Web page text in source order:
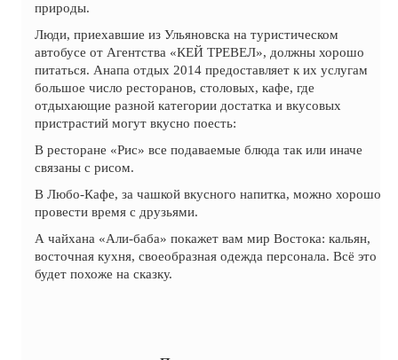
природы.
Люди, приехавшие из Ульяновска на туристическом
автобусе от Агентства «КЕЙ ТРЕВЕЛ», должны хорошо
питаться. Анапа отдых 2014 предоставляет к их услугам
большое число ресторанов, столовых, кафе, где
отдыхающие разной категории достатка и вкусовых
пристрастий могут вкусно поесть:
В ресторане «Рис» все подаваемые блюда так или иначе
связаны с рисом.
В Любо-Кафе, за чашкой вкусного напитка, можно хорошо
провести время с друзьями.
А чайхана «Али-баба» покажет вам мир Востока: кальян,
восточная кухня, своеобразная одежда персонала. Всё это
будет похоже на сказку.